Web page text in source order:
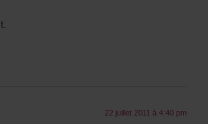
22 juillet 2011 à 4:40 pm